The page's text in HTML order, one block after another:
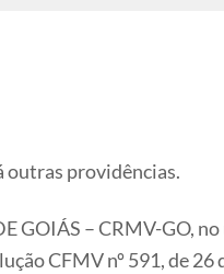
outras providências.
GOIÁS – CRMV-GO,
CFMV nº 591, de 26